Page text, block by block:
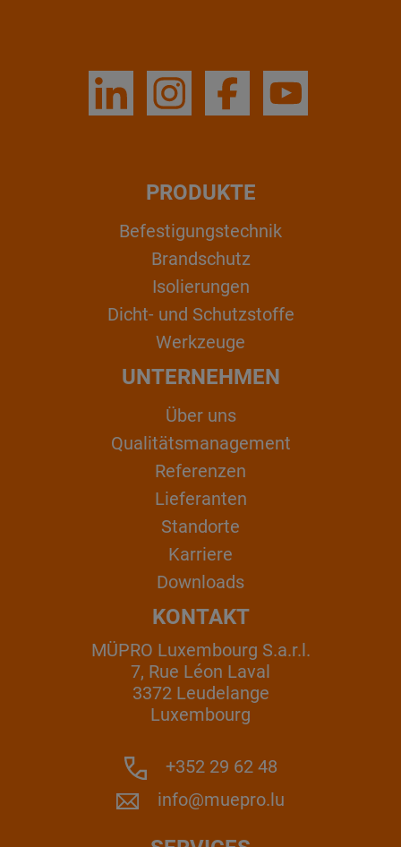
PRODUKTE
Befestigungstechnik
Brandschutz
Isolierungen
Dicht- und Schutzstoffe
Werkzeuge
UNTERNEHMEN
Über uns
Qualitätsmanagement
Referenzen
Lieferanten
Standorte
Karriere
Downloads
KONTAKT
MÜPRO Luxembourg S.a.r.l.
7, Rue Léon Laval
3372 Leudelange
Luxembourg
+352 29 62 48
info@muepro.lu